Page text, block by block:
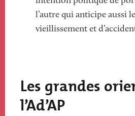
l’autre qui anticipe aussi
vieillissement et
Les grandes
l’Ad’AP